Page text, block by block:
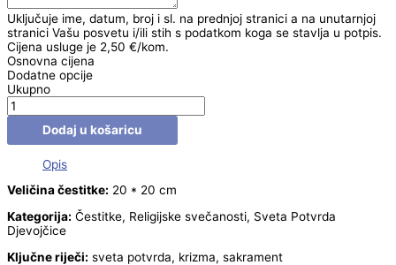
Uključuje ime, datum, broj i sl. na prednjoj stranici a na unutarnjoj
stranici Vašu posvetu i/ili stih s podatkom koga se stavlja u potpis.
Cijena usluge je 2,50 €/kom.
Osnovna cijena
Dodatne opcije
Ukupno
Dodaj u košaricu
Opis
Veličina čestitke: 20 * 20 cm
Kategorija: Čestitke, Religijske svečanosti, Sveta Potvrda
Djevojčice
Ključne riječi: sveta potvrda, krizma, sakrament